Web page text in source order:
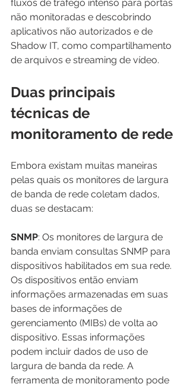
fluxos de tráfego intenso para portas
não monitoradas e descobrindo
aplicativos não autorizados e de
Shadow IT, como compartilhamento
de arquivos e streaming de vídeo.
Duas principais
técnicas de
monitoramento de rede
Embora existam muitas maneiras
pelas quais os monitores de largura
de banda de rede coletam dados,
duas se destacam:
SNMP: Os monitores de largura de
banda enviam consultas SNMP para
dispositivos habilitados em sua rede.
Os dispositivos então enviam
informações armazenadas em suas
bases de informações de
gerenciamento (MIBs) de volta ao
dispositivo. Essas informações
podem incluir dados de uso de
largura de banda da rede. A
ferramenta de monitoramento pode